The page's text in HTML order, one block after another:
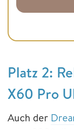
Platz 2:
X60 Pro
Auch der